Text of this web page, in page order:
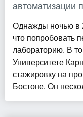
автоматизации
Однажды ночью в
что попробовать
лабораторию. В
Университете
стажировку на
Бостоне. Он